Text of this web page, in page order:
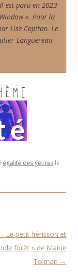
est paru en 2023
». Pour la
Lise Capitan. Le
Languereau
égalité des genres le
Le petit hérisson et
forêt » de Marije
Tolman →